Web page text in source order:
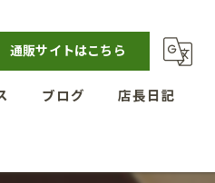
通販サイトはこちら
ブログ 店長日記